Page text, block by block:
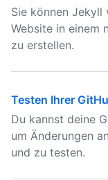
Sie können Jekyll
Website in einem
zu erstellen.
Testen Ihrer
Du kannst deine
um Änderungen
und zu testen.